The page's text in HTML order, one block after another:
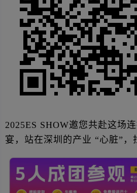
2025ES SHOW邀您共赴这场
宴，站在深圳的产业 “心脏”，